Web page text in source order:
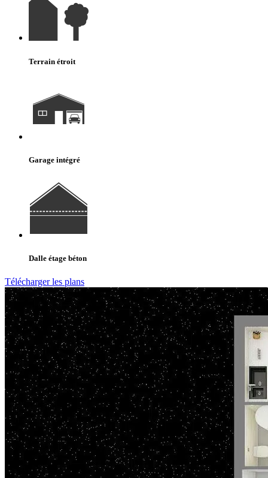
Terrain étroit
Garage intégré
Dalle étage béton
Télécharger les plans